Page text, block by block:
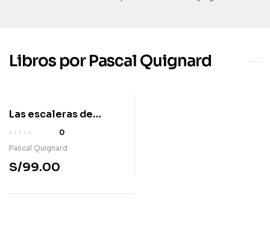
Libros por Pascal Quignard
Las escaleras de
Chambord0
Pascal Quignard
S/99.00